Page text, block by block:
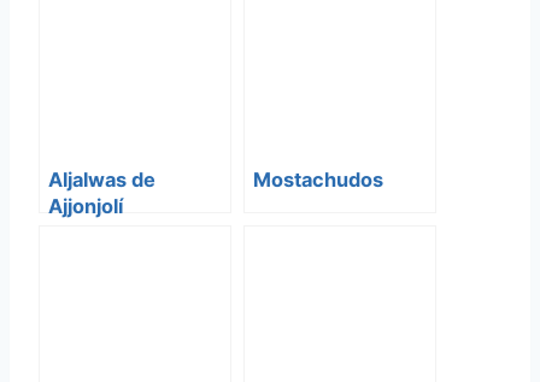
Aljalwas de
Ajjonjolí
Mostachudos